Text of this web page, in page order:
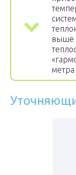
выше